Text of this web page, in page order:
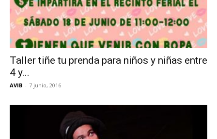
Taller tiñe tu prenda para niños y niñas entre
4 y...
AVIB - 7 junio, 2016